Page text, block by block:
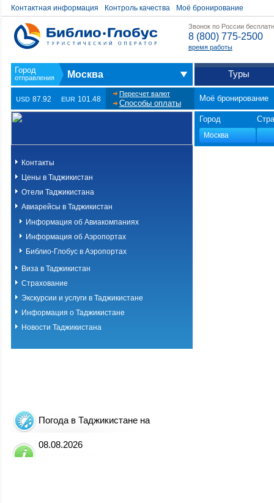
Контактная информация Контроль качества Моё бронирование
Звонок по России
8 (800) 775-2500
время работы
Москва Туры
USD 87.92 EUR 101.48
Пересчет валют
Способы оплаты
Моё бронирование
Контакты
Цены в Таджикистан
Отели Таджикистана
Авиарейсы в Таджикистан
Информация об Авиакомпаниях
Информация об Аэропортах
Библио-Глобус в Аэропортах
Виза в Таджикистан
Страхование
Экскурсии и услуги в Таджикистане
Информация о Таджикистане
Новости Таджикистана
Погода в Таджикистане на
08.08.2026
Город